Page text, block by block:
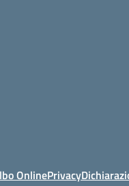
OnlinePrivacy